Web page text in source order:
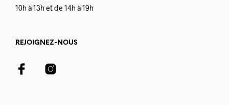
10h à 13h et de 14h à 19h
REJOIGNEZ-NOUS